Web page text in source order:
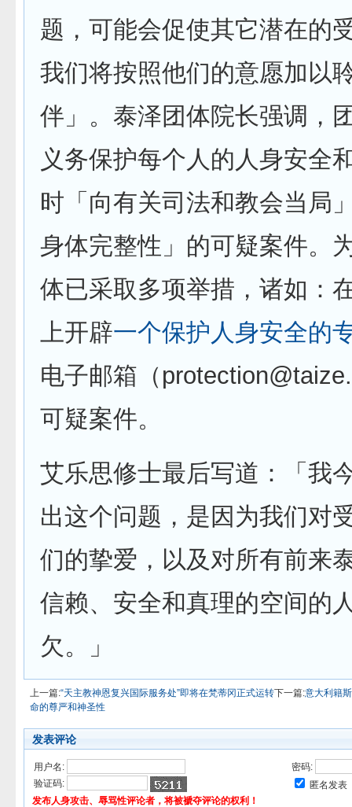
题，可能会促使其它潜在的
我们将按照他们的意愿加以
伴」。泰泽团体院长强调，
义务保护每个人的人身安全
时「向有关司法和教会当局
身体完整性」的可疑案件。
体已采取多项举措，诸如：
上开辟一个保护人身安全的
电子邮箱（
可疑案件。
艾乐思修士最后写道：「我
出这个问题，是因为我们对
们的挚爱，以及对所有前来
信赖、安全和真理的空间的
欠。」
上一篇:“天主教神恩复兴国际服务处”即将在梵蒂冈正式运转下一篇:意大利籍
命的尊严和神圣性
发表评论
用户名:
密码:
验证码:
匿名发表
发布人身攻击、辱骂性评论者，将被褫夺评论的权利！